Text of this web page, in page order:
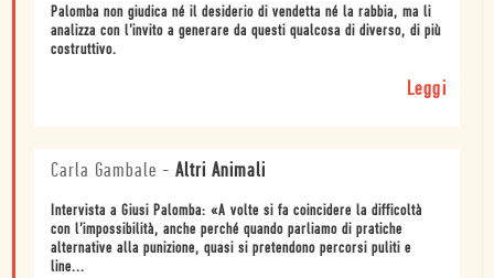
Palomba non giudica né il desiderio di vendetta né la rabbia, ma li
analizza con l’invito a generare da questi qualcosa di diverso, di più
costruttivo.
Leggi
Carla Gambale - Altri Animali
Intervista a Giusi Palomba: «A volte si fa coincidere la difficoltà
con l’impossibilità, anche perché quando parliamo di pratiche
alternative alla punizione, quasi si pretendono percorsi puliti e
line...